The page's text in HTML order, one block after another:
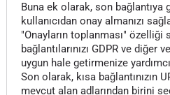
Buna ek olarak, son bağlantıya
kullanıcıdan onay almanızı
"Onayların toplanması" özelliği
bağlantılarınızı GDPR ve diğer
uygun hale getirmenize
Son olarak, kısa bağlantınızın
mevcut alan adlarından birini